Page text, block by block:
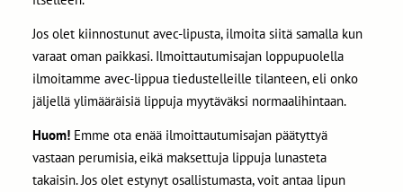
Jos olet kiinnostunut avec-lipusta, ilmoita siitä samalla kun
varaat oman paikkasi. Ilmoittautumisajan loppupuolella
ilmoitamme avec-lippua tiedustelleille tilanteen, eli onko
jäljellä ylimääräisiä lippuja myytäväksi normaalihintaan.
Huom!Emme ota enää ilmoittautumisajan päätyttyä
vastaan perumisia, eikä maksettuja lippuja lunasteta
takaisin. Jos olet estynyt osallistumasta, voit antaa lipun